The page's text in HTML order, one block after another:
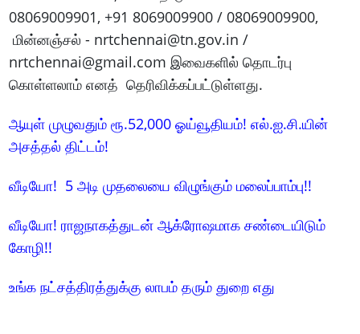
08069009901, +91 8069009900 / 08069009900,
மின்னஞ்சல் - nrtchennai@tn.gov.in /
nrtchennai@gmail.com இவைகளில் தொடர்பு
கொள்ளலாம் எனத் தெரிவிக்கப்பட்டுள்ளது.
ஆயுள் முழுவதும் ரூ.52,000 ஓய்வூதியம்! எல்.ஐ.சி.யின்
அசத்தல் திட்டம்!
வீடியோ! 5 அடி முதலையை விழுங்கும் மலைப்பாம்பு!!
வீடியோ! ராஜநாகத்துடன் ஆக்ரோஷமாக சண்டையிடும்
கோழி!!
உங்க நட்சத்திரத்துக்கு லாபம் தரும் துறை எது